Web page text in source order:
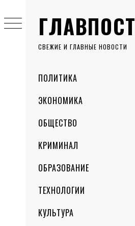
ГЛАВПОСТ
СВЕЖИЕ И ГЛАВНЫЕ НОВОСТИ
MenuПОЛИТИКА
ЭКОНОМИКА
ОБЩЕСТВО
КРИМИНАЛ
ОБРАЗОВАНИЕ
ТЕХНОЛОГИИ
КУЛЬТУРА
to
content